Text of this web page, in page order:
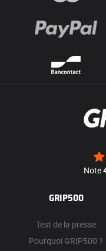
Note
GRIP500
Test de la presse
Pourquoi GRIP500 ?